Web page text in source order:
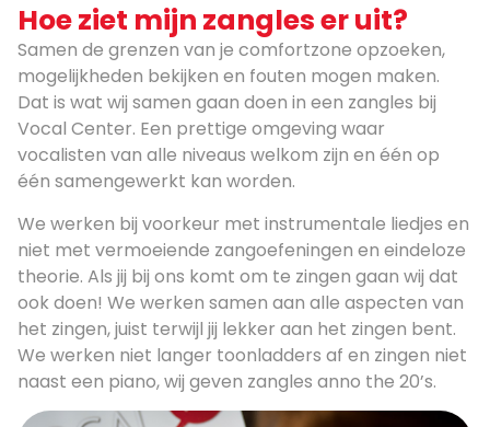
Hoe ziet mijn zangles er uit?
Samen de grenzen van je comfortzone opzoeken,
mogelijkheden bekijken en fouten mogen maken.
Dat is wat wij samen gaan doen in een zangles bij
Vocal Center. Een prettige omgeving waar
vocalisten van alle niveaus welkom zijn en één op
één samengewerkt kan worden.
We werken bij voorkeur met instrumentale liedjes en
niet met vermoeiende zangoefeningen en eindeloze
theorie. Als jij bij ons komt om te zingen gaan wij dat
ook doen! We werken samen aan alle aspecten van
het zingen, juist terwijl jij lekker aan het zingen bent.
We werken niet langer toonladders af en zingen niet
naast een piano, wij geven zangles anno the 20’s.